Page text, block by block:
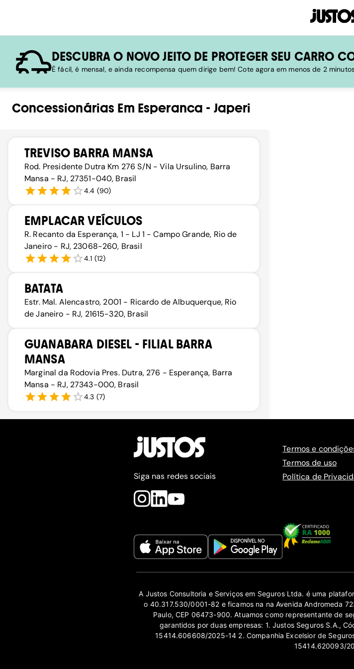
DESCUBRA O NOVO JEITO DE PROTEGER SEU CARRO
É fácil, é mensal, e ainda recompensa quem dirige bem! Cote agora em menos de 2
Concessionárias Em Esperanca - Japeri
TREVISO BARRA MANSA
Rod. Presidente Dutra Km 276 S/N - Vila Ursulino, Barra
Mansa - RJ, 27351-040, Brasil
4.4 (90)
EMPLACAR VEÍCULOS
R. Recanto da Esperança, 1 - LJ 1 - Campo Grande, Rio de
Janeiro - RJ, 23068-260, Brasil
4.1 (12)
BATATA
Estr. Mal. Alencastro, 2001 - Ricardo de Albuquerque, Rio
de Janeiro - RJ, 21615-320, Brasil
GUANABARA DIESEL - FILIAL BARRA
MANSA
Marginal da Rodovia Pres. Dutra, 276 - Esperança, Barra
Mansa - RJ, 27343-000, Brasil
4.3 (7)
Siga nas redes sociais
Termos e
Termos de uso
Política de
A Justos Consultoria e Serviços em Seguros Ltda. é uma
o 40.317.530/0001-82 e ficamos na na Avenida Andromeda
Paulo, CEP 06473-900. Atuamos como representante de
garantidos por duas empresas: 1. Justos Seguros S.A.,
15414.606608/2025-14 2. Companhia Excelsior de
15414.620093/